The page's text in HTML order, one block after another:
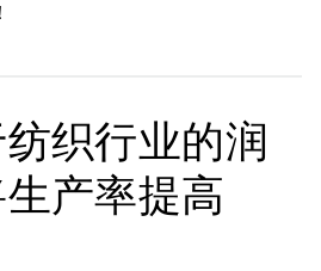
织行业的润
产率提高